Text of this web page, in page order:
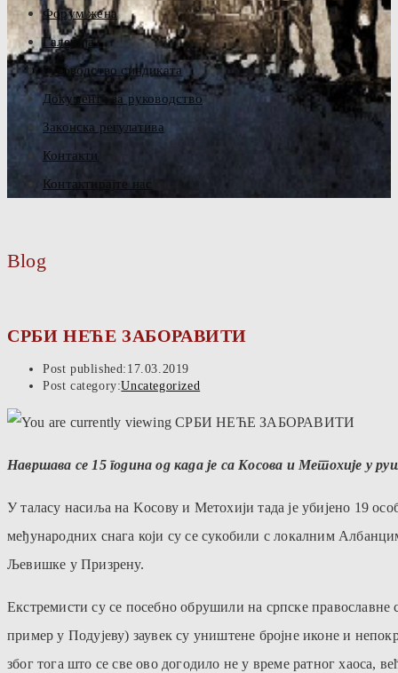
Форум жена
Галерија
Руководство синдиката
Документа за руководство
Законска регулатива
Контакти
Контактирајте нас
Blog
СРБИ НЕЋЕ ЗАБОРАВИТИ
Post published: 17.03.2019
Post category:Uncategorized
Навршава се 15 година од када jе са Kосова и Mетохиjе у
У таласу насиља на Kосову и Mетохиjи тада jе убиjено 19
међународних снага коjи су се сукобили с локалним
Љевишке у Призрену.
Екстремисти су се посебно обрушили на српске
пример у Подујеву) заувек су уништене бројне иконе и
због тога што се све ово догодило не у време ратног